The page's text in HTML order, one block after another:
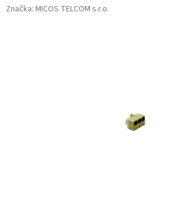
Značka: MICOS TELCOM s.r.o.